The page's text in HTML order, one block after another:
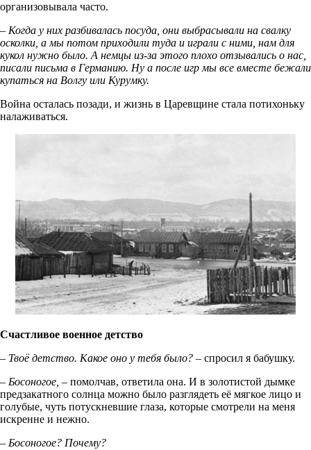
организовывала часто.
– Когда у них разбивалась посуда, они выбрасывали на свалку
осколки, а мы потом приходили туда и играли с ними, нам для
кукол нужно было. А немцы из-за этого плохо отзывались о нас,
писали письма в Германию. Ну а после игр мы все вместе бежали
купаться на Волгу или Курумку.
Война осталась позади, и жизнь в Царевщине стала потихоньку
налаживаться.
Счастливое военное детство
– Твоё детство. Какое оно у тебя было? – спросил я бабушку.
– Босоногое, – помолчав, ответила она. И в золотистой дымке
предзакатного солнца можно было разглядеть её мягкое лицо и
голубые, чуть потускневшие глаза, которые смотрели на меня
искренне и нежно.
– Босоногое? Почему?